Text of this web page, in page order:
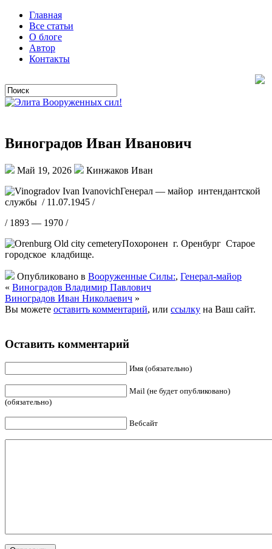
Главная
Все статьи
О блоге
Автор
Контакты
Виноградов Иван Иванович
Май 19, 2026
Кинжаков Иван
Генерал — майор интендантской
службы / 11.07.1945 /
/ 1893 — 1970 /
Похоронен г. Оренбург Старое
городское кладбище.
Опубликовано в Вооруженные Силы:, Генерал-майор
« Виноградов Владимир Павлович
Виноградов Иван Николаевич »
Вы можете оставить комментарий, или ссылку на Ваш сайт.
Оставить комментарий
Имя (обязательно)
Mail (не будет опубликовано)
(обязательно)
Вебсайт